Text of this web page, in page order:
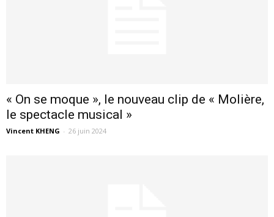
« On se moque », le nouveau clip de « Molière,
le spectacle musical »
Vincent KHENG - 26 juin 2024